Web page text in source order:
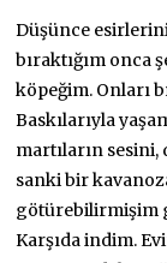
Düşünce
bıraktığım onca
köpeğim. Onları
Baskılarıyla
martıların sesini,
sanki bir
götürebilirmişim
Karşıda indim.